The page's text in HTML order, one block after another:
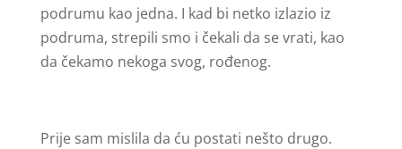
podrumu kao jedna. I kad bi netko izlazio iz
podruma, strepili smo i čekali da se vrati, kao
da čekamo nekoga svog, rođenog.
Prije sam mislila da ću postati nešto drugo.